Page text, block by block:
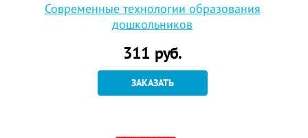
Современные технологии образования
дошкольников
311 руб.
ЗАКАЗАТЬ